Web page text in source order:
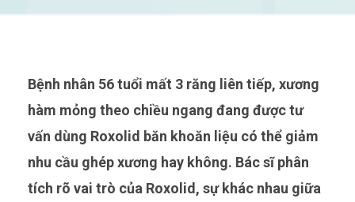
Bệnh nhân 56 tuổi mất 3 răng liên tiếp, xương
hàm mỏng theo chiều ngang đang được tư
vấn dùng Roxolid băn khoăn liệu có thể giảm
nhu cầu ghép xương hay không. Bác sĩ phân
tích rõ vai trò của Roxolid, sự khác nhau giữa